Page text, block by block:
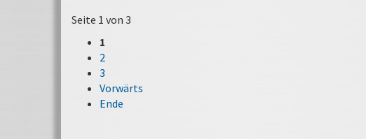
Seite 1 von 3
1
2
3
Vorwärts
Ende